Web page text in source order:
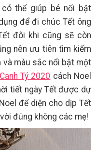
thể giúp bé nổi bật
để đi chúc Tết ông
đôi khi cũng sẽ còn
nên ưu tiên tìm kiếm
và màu sắc nổi bật một
Tý 2020 cách Noel
tiết ngày Tết được dự
để diện cho dịp Tết
đúng không các mẹ!